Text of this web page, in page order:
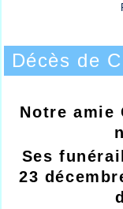
Décès de
Notre amie
Ses
23